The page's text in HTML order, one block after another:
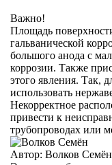
Важно!
Площадь
гальванической
большого анода с
коррозии. Также
этого явления. Так,
использовать
Некорректное
привести к
трубопроводах или
Автор: Волков Семён